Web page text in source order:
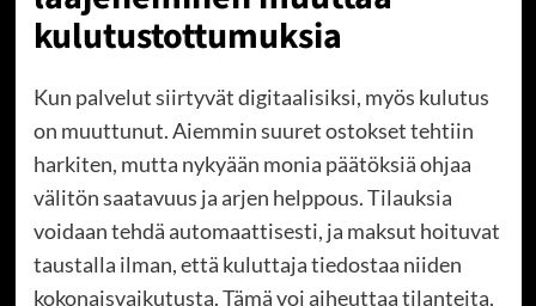
kulutustottumuksia
Kun palvelut siirtyvät digitaalisiksi, myös kulutus
on muuttunut. Aiemmin suuret ostokset tehtiin
harkiten, mutta nykyään monia päätöksiä ohjaa
välitön saatavuus ja arjen helppous. Tilauksia
voidaan tehdä automaattisesti, ja maksut hoituvat
taustalla ilman, että kuluttaja tiedostaa niiden
kokonaisvaikutusta. Tämä voi aiheuttaa tilanteita,